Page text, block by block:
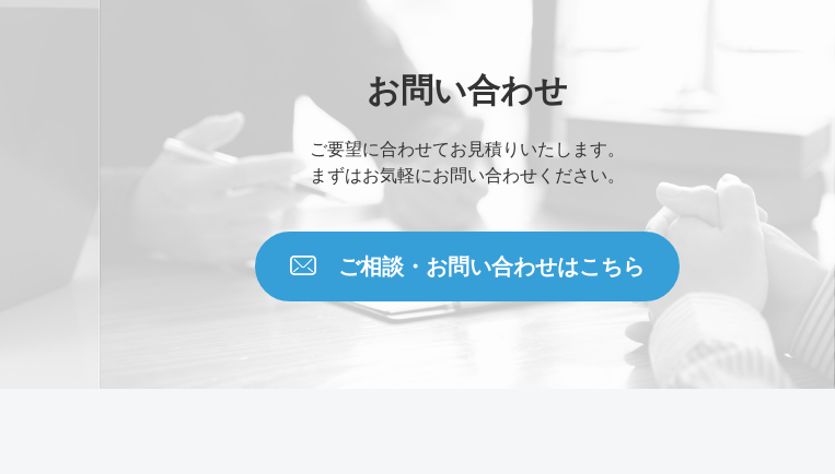
お問い合わせ
ご要望に合わせてお見積りいたします。
まずはお気軽にお問い合わせください。
ご相談・お問い合わせはこちら